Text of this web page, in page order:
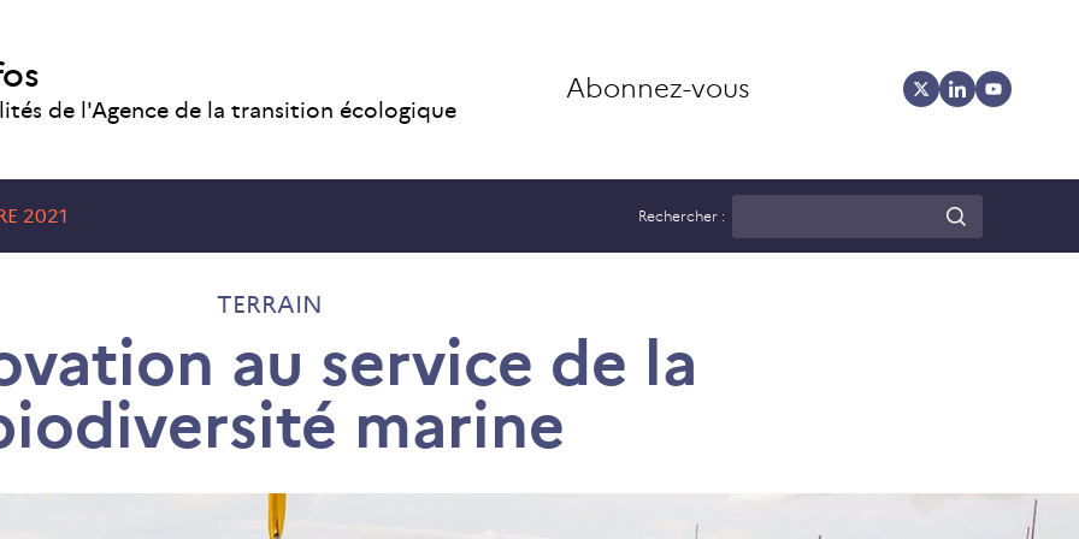
de l'Agence de la transition écologique
Abonnez-vous
2021 Rechercher :
TERRAIN
au service de la
marine